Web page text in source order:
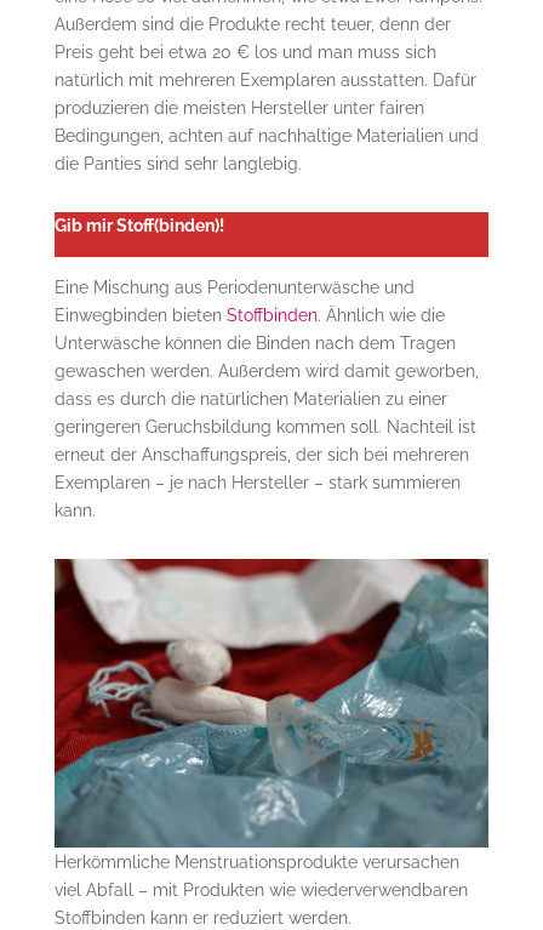
Außerdem sind die Produkte recht teuer, denn der
Preis geht bei etwa 20 € los und man muss sich
natürlich mit mehreren Exemplaren ausstatten. Dafür
produzieren die meisten Hersteller unter fairen
Bedingungen, achten auf nachhaltige Materialien und
die Panties sind sehr langlebig.
Gib mir Stoff(binden)!
Eine Mischung aus Periodenunterwäsche und
Einwegbinden bieten Stoffbinden. Ähnlich wie die
Unterwäsche können die Binden nach dem Tragen
gewaschen werden. Außerdem wird damit geworben,
dass es durch die natürlichen Materialien zu einer
geringeren Geruchsbildung kommen soll. Nachteil ist
erneut der Anschaffungspreis, der sich bei mehreren
Exemplaren – je nach Hersteller – stark summieren
kann.
Herkömmliche Menstruationsprodukte verursachen
viel Abfall – mit Produkten wie wiederverwendbaren
Stoffbinden kann er reduziert werden.